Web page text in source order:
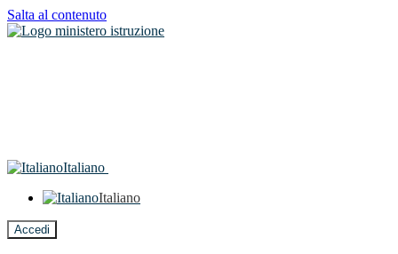
Salta al contenuto
Italiano
Italiano
Accedi